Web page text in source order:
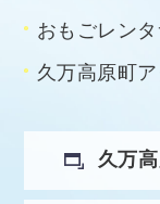
おもごレン
久万高原町
久万